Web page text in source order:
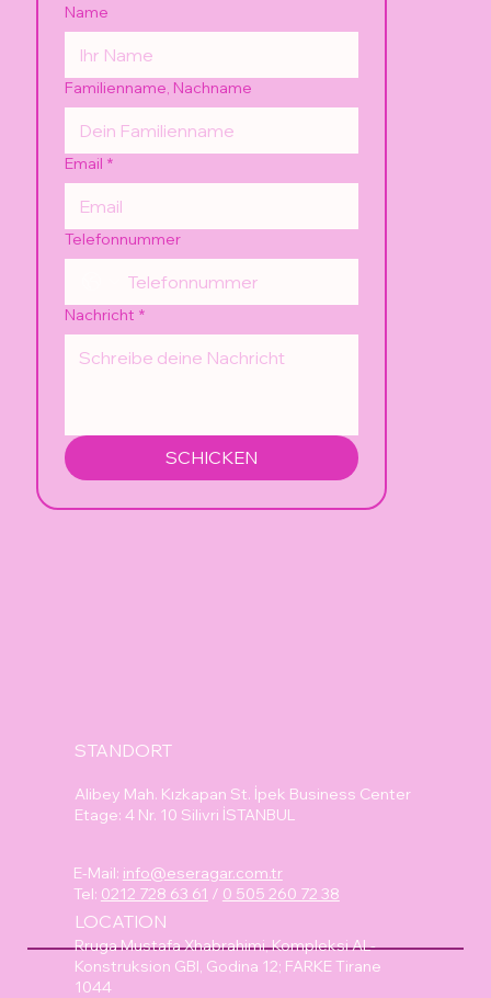
STANDORT
Alibey Mah. Kızkapan St. İpek Business Center
Etage: 4 Nr. 10 Silivri İSTANBUL
E-Mail: info@eseragar.com.tr
Tel: 0212 728 63 61 / 0 505 260 72 38
LOCATION
Rruga Mustafa Xhabrahimi, Kompleksi AL-
Konstruksion GBI, Godina 12; FARKE Tirane
1044
Name
Familienname, Nachname
Email *
Telefonnummer
Nachricht *
SCHICKEN